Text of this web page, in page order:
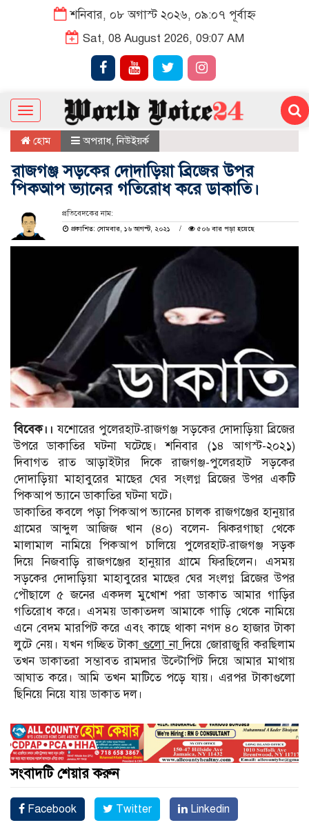
শনিবার, ০৮ অগাস্ট ২০২৬, ০৯:০৭ পূর্বাহ্ন
Sat, 08 August 2026, 09:07 AM
Toggle
navigation
হোম অপরাধ,নিউইয়র্ক
রাজগঞ্জ সড়কের দোদাড়িয়া ব্রিজের উপর
পিকআপ ভ্যানের গতিরোধ করে ডাকাতি।
প্রতিবেদকের নাম:
প্রকাশিত: সোমবার, ১৬ আগস্ট, ২০২১
৫০৬ বার পড়া হয়েছে
বিবেক।। যশোরের পুলেরহাট-রাজগঞ্জ সড়কের দোদাড়িয়া ব্রিজের
উপরে ডাকাতির ঘটনা ঘটেছে। শনিবার (১৪ আগস্ট-২০২১)
দিবাগত রাত আড়াইটার দিকে রাজগঞ্জ-পুলেরহাট সড়কের
দোদাড়িয়া মাহাবুরের মাছের ঘের সংলগ্ন ব্রিজের উপর একটি
পিকআপ ভ্যানে ডাকাতির ঘটনা ঘটে।
ডাকাতির কবলে পড়া পিকআপ ভ্যানের চালক রাজগঞ্জের হানুয়ার
গ্রামের আব্দুল আজিজ খান (৪০) বলেন- ঝিকরগাছা থেকে
মালামাল নামিয়ে পিকআপ চালিয়ে পুলেরহাট-রাজগঞ্জ সড়ক
দিয়ে নিজবাড়ি রাজগঞ্জের হানুয়ার গ্রামে ফিরছিলেন। এসময়
সড়কের দোদাড়িয়া মাহাবুরের মাছের ঘের সংলগ্ন ব্রিজের উপর
পৌছালে ৫ জনের একদল মুখোশ পরা ডাকাত আমার গাড়ির
গতিরোধ করে। এসময় ডাকাতদল আমাকে গাড়ি থেকে নামিয়ে
এনে বেদম মারপিট করে এবং কাছে থাকা নগদ ৪০ হাজার টাকা
লুটে নেয়। যখন গচ্ছিত টাকা গুলো নাদিয়ে জোরাজুরি করছিলাম
তখন ডাকাতরা সম্ভাবত রামদার উল্টোপিট দিয়ে আমার মাথায়
আঘাত করে। আমি তখন মাটিতে পড়ে যায়। এরপর টাকাগুলো
ছিনিয়ে নিয়ে যায় ডাকাত দল।
সংবাদটি শেয়ার করুন
Facebook Twitter Linkedin